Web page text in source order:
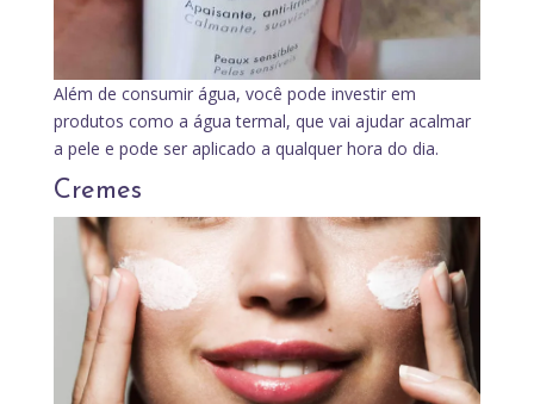
Além de consumir água, você pode investir em
produtos como a água termal, que vai ajudar acalmar
a pele e pode ser aplicado a qualquer hora do dia.
Cremes